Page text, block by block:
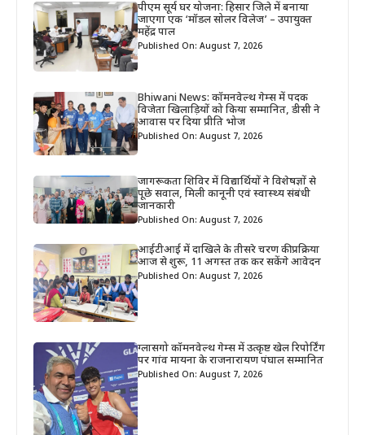
पीएम सूर्य घर योजना: हिसार जिले में बनाया
जाएगा एक ‘मॉडल सोलर विलेज’ – उपायुक्त
महेंद्र पाल
Published On: August 7, 2026
Bhiwani News: कॉमनवेल्थ गेम्स में पदक
विजेता खिलाड़ियों को किया सम्मानित, डीसी ने
आवास पर दिया प्रीति भोज
Published On: August 7, 2026
जागरूकता शिविर में विद्यार्थियों ने विशेषज्ञों से
पूछे सवाल, मिली कानूनी एवं स्वास्थ्य संबंधी
जानकारी
Published On: August 7, 2026
आईटीआई में दाखिले के तीसरे चरण की प्रक्रिया
आज से शुरू, 11 अगस्त तक कर सकेंगे आवेदन
Published On: August 7, 2026
ग्लासगो कॉमनवेल्थ गेम्स में उत्कृष्ट खेल रिपोर्टिंग
पर गांव मायना के राजनारायण पंघाल सम्मानित
Published On: August 7, 2026